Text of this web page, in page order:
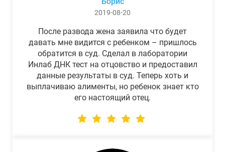
2019-08-20
После развода жена заявила что будет
давать мне видится с ребенком – пришлось
обратится в суд. Сделал в лаборатории
Инлаб ДНК тест на отцовство и предоставил
данные результаты в суд. Теперь хоть и
выплачиваю алименты, но ребенок знает кто
его настоящий отец.